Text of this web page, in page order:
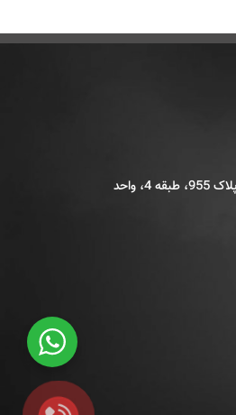
تهران، خیابان شریعتی، بالاتر از پل سید خندان، پلاک 955، طبقه 4، واحد